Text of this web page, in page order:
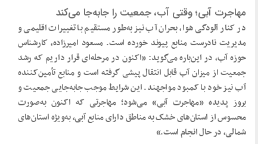
مهاجرت آبی؛ وقتی آب، جمعیت را جابه‌جا می‌کند
در کنار آلودگی هوا، بحران آب نیز به‌طور مستقیم با تغییرات اقلیمی و
مدیریت نادرست منابع پیوند خورده است. مسعود امیرزاده، کارشناس
حوزه آب، در این‌باره می‌گوید: «اکنون در مرحله‌ای قرار داریم که رشد
جمعیت از میزان آب قابل انتقال پیشی گرفته است و منابع تأمین‌کننده
آب نیز خود با کمبود مواجهند. این شرایط موجب جابه‌جایی جمعیت و
بروز پدیده «مهاجرت آبی» می‌شود؛ مهاجرتی که اکنون به‌صورت
محسوس از استان‌های خشک به مناطق دارای منابع آبی، به‌ویژه استان‌های
شمالی، در حال انجام است.»